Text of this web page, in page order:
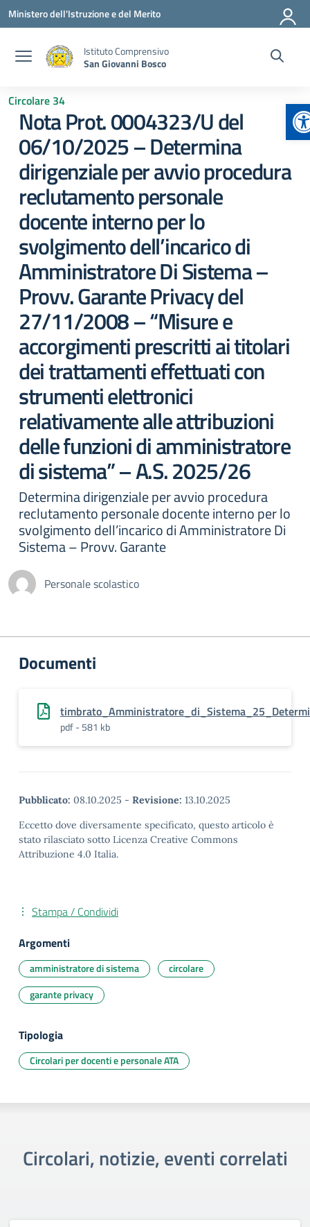
Vai ai contenuti
Vai al menu di navigazione
Vai al footer
Ministero dell'Istruzione e del Merito
Istituto Comprensivo
San Giovanni Bosco
Circolare 34
Nota Prot. 0004323/U del
06/10/2025 – Determina
dirigenziale per avvio procedura
reclutamento personale
docente interno per lo
svolgimento dell’incarico di
Amministratore Di Sistema –
Provv. Garante Privacy del
27/11/2008 – “Misure e
accorgimenti prescritti ai titolari
dei trattamenti effettuati con
strumenti elettronici
relativamente alle attribuzioni
delle funzioni di amministratore
di sistema” – A.S. 2025/26
Determina dirigenziale per avvio procedura
reclutamento personale docente interno per lo
svolgimento dell’incarico di Amministratore Di
Sistema – Provv. Garante
Personale scolastico
Documenti
pdf - 581 kb
Pubblicato: 08.10.2025 - Revisione: 13.10.2025
Eccetto dove diversamente specificato, questo articolo è
stato rilasciato sotto Licenza Creative Commons
Attribuzione 4.0 Italia.
Stampa / Condividi
Argomenti
amministratore di sistema
circolare
garante privacy
Tipologia
Circolari per docenti e personale ATA
Circolari, notizie, eventi correlati